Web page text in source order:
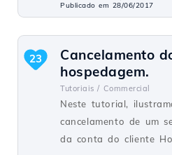
Publicado em 28/06/2017
Cancelamento
hospedagem.
Tutoriais / Commercial
Neste tutorial,
cancelamento de um
da conta do cliente
23